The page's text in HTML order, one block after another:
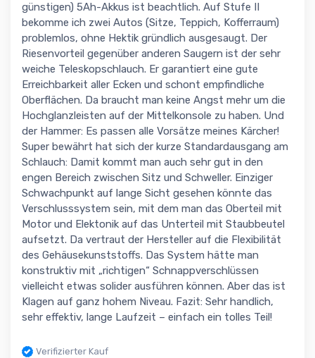
günstigen) 5Ah-Akkus ist beachtlich. Auf Stufe II
bekomme ich zwei Autos (Sitze, Teppich, Kofferraum)
problemlos, ohne Hektik gründlich ausgesaugt. Der
Riesenvorteil gegenüber anderen Saugern ist der sehr
weiche Teleskopschlauch. Er garantiert eine gute
Erreichbarkeit aller Ecken und schont empfindliche
Oberflächen. Da braucht man keine Angst mehr um die
Hochglanzleisten auf der Mittelkonsole zu haben. Und
der Hammer: Es passen alle Vorsätze meines Kärcher!
Super bewährt hat sich der kurze Standardausgang am
Schlauch: Damit kommt man auch sehr gut in den
engen Bereich zwischen Sitz und Schweller. Einziger
Schwachpunkt auf lange Sicht gesehen könnte das
Verschlusssystem sein, mit dem man das Oberteil mit
Motor und Elektonik auf das Unterteil mit Staubbeutel
aufsetzt. Da vertraut der Hersteller auf die Flexibilität
des Gehäusekunststoffs. Das System hätte man
konstruktiv mit „richtigen“ Schnappverschlüssen
vielleicht etwas solider ausführen können. Aber das ist
Klagen auf ganz hohem Niveau. Fazit: Sehr handlich,
sehr effektiv, lange Laufzeit – einfach ein tolles Teil!
Verifizierter Kauf